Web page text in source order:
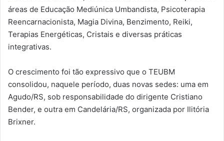
áreas de Educação Mediúnica Umbandista, Psicoterapia
Reencarnacionista, Magia Divina, Benzimento, Reiki,
Terapias Energéticas, Cristais e diversas práticas
integrativas.
O crescimento foi tão expressivo que o TEUBM
consolidou, naquele período, duas novas sedes: uma em
Agudo/RS, sob responsabilidade do dirigente Cristiano
Bender, e outra em Candelária/RS, organizada por Ilitória
Brixner.